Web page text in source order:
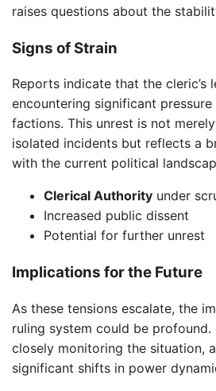
raises questions about the
Signs of Strain
Reports indicate that the cleric’s
encountering significant
factions. This unrest is not
isolated incidents but reflects a
with the current political
Clerical Authority under
Increased public dissent
Potential for further unrest
Implications for the Future
As these tensions escalate, the
ruling system could be profound.
closely monitoring the situation,
significant shifts in power